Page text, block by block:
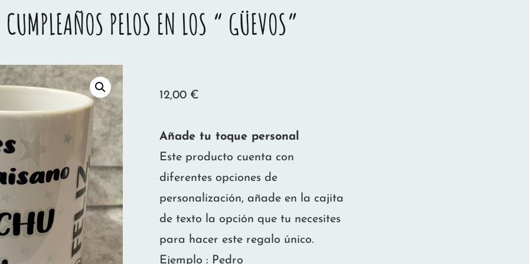
PELOS EN LOS “ GÜEVOS”
12,00 €
Añade tu toque personal
Este producto cuenta con
diferentes opciones de
personalización, añade en la cajita
de texto la opción que tu necesites
para hacer este regalo único.
Ejemplo : Pedro